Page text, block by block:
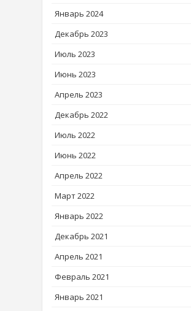
Январь 2024
Декабрь 2023
Июль 2023
Июнь 2023
Апрель 2023
Декабрь 2022
Июль 2022
Июнь 2022
Апрель 2022
Март 2022
Январь 2022
Декабрь 2021
Апрель 2021
Февраль 2021
Январь 2021